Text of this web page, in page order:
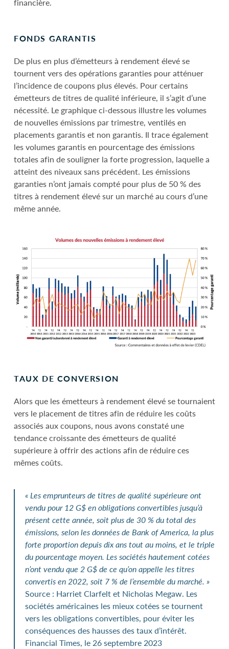
financière.
FONDS GARANTIS
De plus en plus d’émetteurs à rendement élevé se
tournent vers des opérations garanties pour atténuer
l’incidence de coupons plus élevés. Pour certains
émetteurs de titres de qualité inférieure, il s’agit d’une
nécessité. Le graphique ci-dessous illustre les volumes
de nouvelles émissions par trimestre, ventilés en
placements garantis et non garantis. Il trace également
les volumes garantis en pourcentage des émissions
totales afin de souligner la forte progression, laquelle a
atteint des niveaux sans précédent. Les émissions
garanties n’ont jamais compté pour plus de 50 % des
titres à rendement élevé sur un marché au cours d’une
même année.
TAUX DE CONVERSION
Alors que les émetteurs à rendement élevé se tournaient
vers le placement de titres afin de réduire les coûts
associés aux coupons, nous avons constaté une
tendance croissante des émetteurs de qualité
supérieure à offrir des actions afin de réduire ces
mêmes coûts.
« Les emprunteurs de titres de qualité supérieure ont
vendu pour 12 G$ en obligations convertibles jusqu’à
présent cette année, soit plus de 30 % du total des
émissions, selon les données de Bank of America, la plus
forte proportion depuis dix ans tout au moins, et le triple
du pourcentage moyen. Les sociétés hautement cotées
n’ont vendu que 2 G$ de ce qu’on appelle les titres
convertis en 2022, soit 7 % de l’ensemble du marché. »
Source : Harriet Clarfelt et Nicholas Megaw. Les
sociétés américaines les mieux cotées se tournent
vers les obligations convertibles, pour éviter les
conséquences des hausses des taux d’intérêt.
Financial Times, le 26 septembre 2023